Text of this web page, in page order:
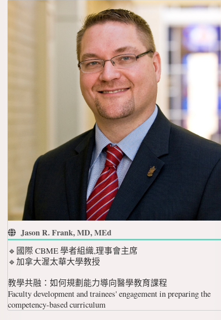
Jason R. Frank, MD, MEd
🔹國際 CBME 學者組織,理事會主席
🔹加拿大渥太華大學教授
教學共融：如何規劃能力導向醫學教育課程
Faculty development and trainees' engagement in preparing the
competency-based curriculum